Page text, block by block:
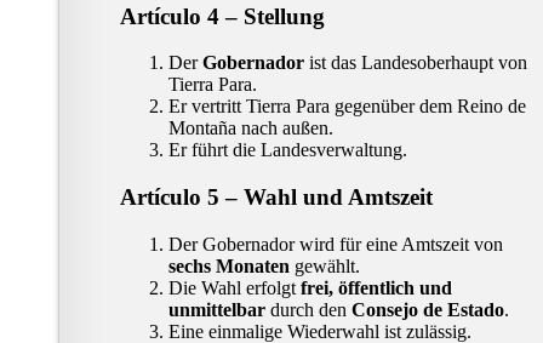
Artículo 4 – Stellung
DerGobernador ist das Landesoberhaupt von
Tierra Para.
Er vertritt Tierra Para gegenüber dem Reino de
Montaña nach außen.
Er führt die Landesverwaltung.
Artículo 5 – Wahl und Amtszeit
Der Gobernador wird für eine Amtszeit von
sechs Monaten gewählt.
Die Wahl erfolgt frei, öffentlich und
unmittelbar durch den Consejo de Estado.
Eine einmalige Wiederwahl ist zulässig.